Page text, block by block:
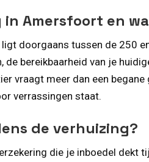
Amersfoort en
doorgaans tussen de 250
bereikbaarheid van je
vraagt meer dan een
verrassingen staat.
de verhuizing?
die je inboedel